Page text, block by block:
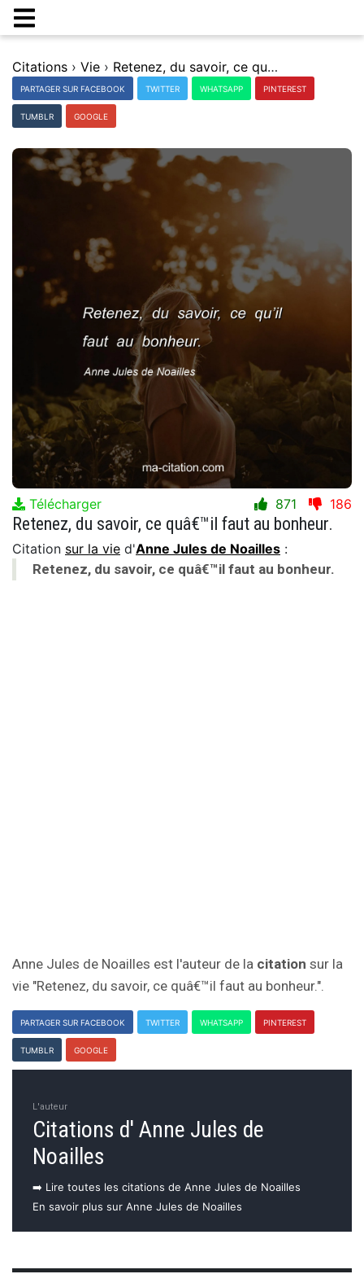
Citations › Vie › Retenez, du savoir, ce quâ€™il faut au bonheur.
PARTAGER SUR FACEBOOK TWITTER WHATSAPP PINTEREST
TUMBLR GOOGLE
Télécharger 871 186
Retenez, du savoir, ce quâ€™il faut au bonheur.
Citation sur la vie d'Anne Jules de Noailles :
Retenez, du savoir, ce quâ€™il faut au bonheur.
Anne Jules de Noailles est l'auteur de la citation sur la
vie "Retenez, du savoir, ce quâ€™il faut au bonheur.".
PARTAGER SUR FACEBOOK TWITTER WHATSAPP PINTEREST
TUMBLR GOOGLE
L'auteur
Citations d' Anne Jules de
Noailles
➡️ Lire toutes les citations de Anne Jules de Noailles
En savoir plus sur Anne Jules de Noailles